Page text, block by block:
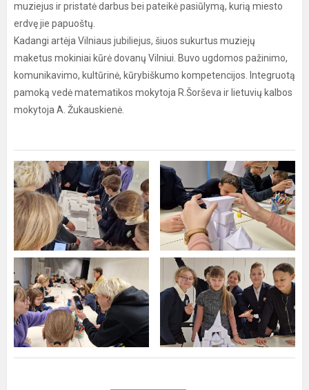
muziejus ir pristatė darbus bei pateikė pasiūlymą, kurią miesto
erdvę jie papuoštų.
Kadangi artėja Vilniaus jubiliejus, šiuos sukurtus muziejų
maketus mokiniai kūrė dovanų Vilniui. Buvo ugdomos pažinimo,
komunikavimo, kultūrinė, kūrybiškumo kompetencijos. Integruotą
pamoką vedė matematikos mokytoja R.Šorševa ir lietuvių kalbos
mokytoja A. Žukauskienė.